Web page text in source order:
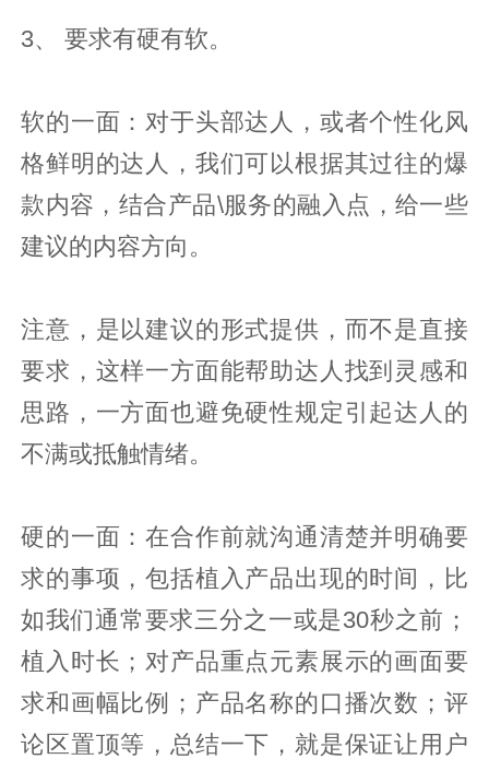
3、 要求有硬有软。
软的一面：对于头部达人，或者个性化风
格鲜明的达人，我们可以根据其过往的爆
款内容，结合产品\服务的融入点，给一些
建议的内容方向。
注意，是以建议的形式提供，而不是直接
要求，这样一方面能帮助达人找到灵感和
思路，一方面也避免硬性规定引起达人的
不满或抵触情绪。
硬的一面：在合作前就沟通清楚并明确要
求的事项，包括植入产品出现的时间，比
如我们通常要求三分之一或是30秒之前；
植入时长；对产品重点元素展示的画面要
求和画幅比例；产品名称的口播次数；评
论区置顶等，总结一下，就是保证让用户